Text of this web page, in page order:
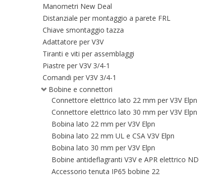
Manometri New Deal
Distanziale per montaggio a parete FRL
Chiave smontaggio tazza
Adattatore per V3V
Tiranti e viti per assemblaggi
Piastre per V3V 3/4-1
Comandi per V3V 3/4-1
Bobine e connettori
Connettore elettrico lato 22 mm per V3V Elpn
Connettore elettrico lato 30 mm per V3V Elpn
Bobina lato 22 mm per V3V Elpn
Bobina lato 22 mm UL e CSA V3V Elpn
Bobina lato 30 mm per V3V Elpn
Bobine antideflagranti V3V e APR elettrico ND
Accessorio tenuta IP65 bobine 22